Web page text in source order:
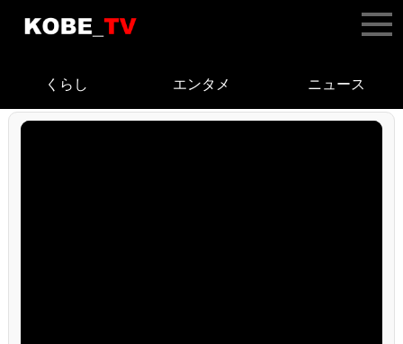
くらし エンタメ ニュース